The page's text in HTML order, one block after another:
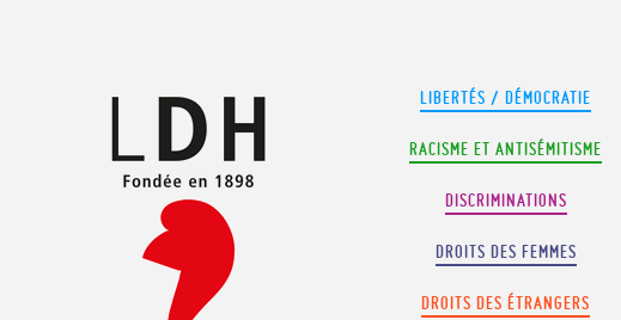
LIBERTÉS / DÉMOCRATIE
RACISME ET ANTISÉMITISME
DISCRIMINATIONS
DROITS DES FEMMES
DROITS DES ÉTRANGERS